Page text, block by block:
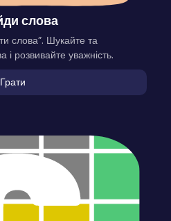
слова
слова”. Шукайте та
і розвивайте уважність.
Грати